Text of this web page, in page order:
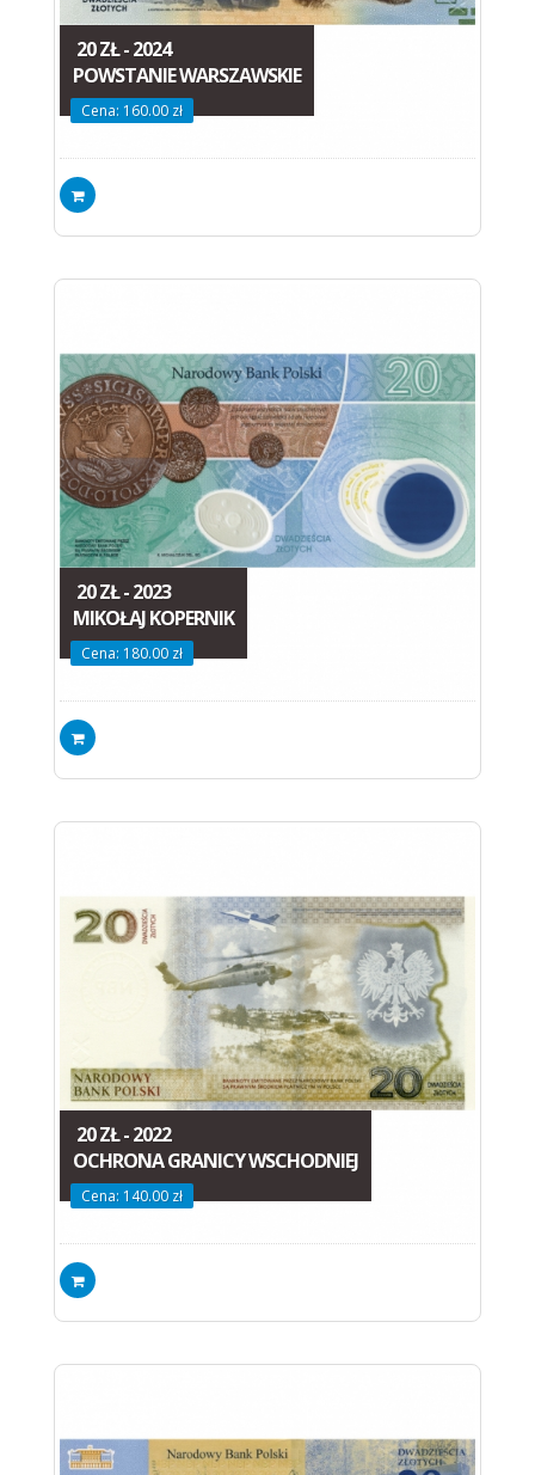
20 ZŁ - 2024
POWSTANIE WARSZAWSKIE
Cena: 160.00 zł
20 ZŁ - 2023
MIKOŁAJ KOPERNIK
Cena: 180.00 zł
20 ZŁ - 2022
OCHRONA GRANICY WSCHODNIEJ
Cena: 140.00 zł